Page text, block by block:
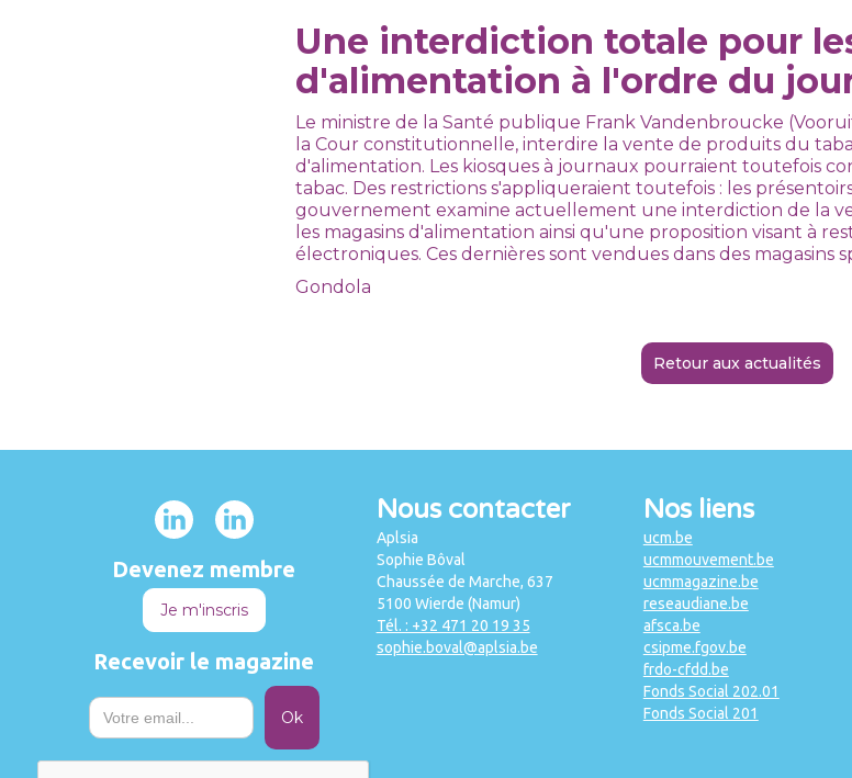
Une interdiction totale pour
d'alimentation à l'ordre du
Le ministre de la Santé publique Frank Vandenbroucke
la Cour constitutionnelle, interdire la vente de produits du
d'alimentation. Les kiosques à journaux pourraient toutefois
tabac. Des restrictions s'appliqueraient toutefois : les
gouvernement examine actuellement une interdiction de la
les magasins d'alimentation ainsi qu'une proposition visant à
électroniques. Ces dernières sont vendues dans des magasins
Gondola
Retour aux actualités
Devenez membre
Je m'inscris
Recevoir le magazine
Nous contacter
Aplsia
Sophie Bôval
Chaussée de Marche, 637
5100 Wierde (Namur)
Tél. : +32 471 20 19 35
sophie.boval@aplsia.be
Nos liens
ucm.be
ucmmouvement.be
ucmmagazine.be
reseaudiane.be
afsca.be
csipme.fgov.be
frdo-cfdd.be
Fonds Social 202.01
Fonds Social 201